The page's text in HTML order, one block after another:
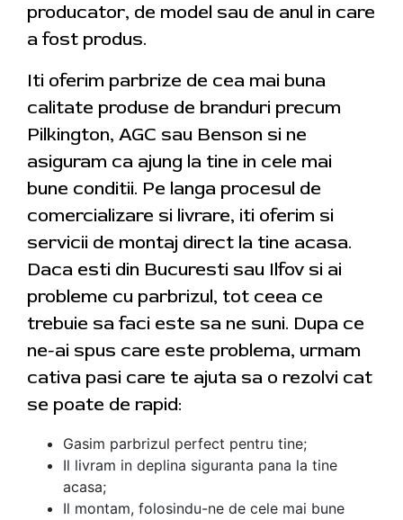
producator, de model sau de anul in care
a fost produs.
Iti oferim parbrize de cea mai buna
calitate produse de branduri precum
Pilkington, AGC sau Benson si ne
asiguram ca ajung la tine in cele mai
bune conditii. Pe langa procesul de
comercializare si livrare, iti oferim si
servicii de montaj direct la tine acasa.
Daca esti din Bucuresti sau Ilfov si ai
probleme cu parbrizul, tot ceea ce
trebuie sa faci este sa ne suni. Dupa ce
ne-ai spus care este problema, urmam
cativa pasi care te ajuta sa o rezolvi cat
se poate de rapid:
Gasim parbrizul perfect pentru tine;
Il livram in deplina siguranta pana la tine
acasa;
Il montam, folosindu-ne de cele mai bune